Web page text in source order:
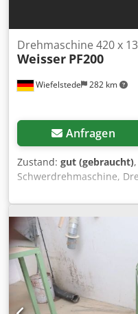
Wiefelstede 282 km
Drehmaschine 420 x
Weisser PF200
Anfragen
Zustand: gut (gebraucht)
Schwerdrehmaschine,
-Hersteller: Weisser,
PF200 Dodpfxjtzf N Re
Ø über Bett: 420 mm -
Spindelbohrung: Ø 41
U/min -Dreibackenfutter:
siehe Fotos -Aufnahme
2,5/3,5 kW -
1450 kg